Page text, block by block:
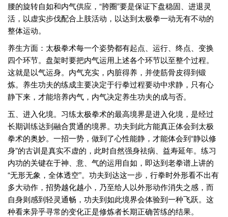
腰的旋转自如和内气供应，“胯圈”要是保证下盘稳固、进退灵
活，以虚实步伐配合上肢活动，以达到太极拳一动无有不动的
整体运动。
养生方面：太极拳术每一个姿势都有起点、运行、终点、变换
四个环节。盘架时要把内气运用上述各个环节以至整个过程。
这就是以气运身。内气充实，内脏得养，并使筋骨皮得到锻
炼。养生功夫的练成主要决定于行拳过程要动中求静，只有心
静下来，才能培养内气，内气决定养生功夫的成与否。
五、进入化境。习练太极拳术的最高境界是进入化境，是经过
长期训练达到融合贯通的境界。功夫到此方能真正体会到太极
拳术的奥妙。一招一势，做到了心性能静，才能体会到“静以修
身”的古训是真实不虚的，此时自然强身祛病、益寿延年。练习
内功的关键在于神、意、气的运用自如，即达到老拳谱上讲的
“无形无象，全体透空”。功夫到达这一步，行拳时外形看不出有
多大动作，招势越化越小，乃至给人以外形动作消失之感，而
自身则感到轻灵通畅，功夫到如此境界会体验到一种飞跃。这
种看来异乎寻常的变化正是修炼者长期正确苦练的结果。